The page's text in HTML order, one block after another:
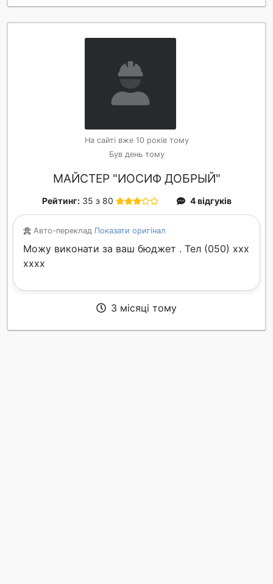
На сайті вже 10 років тому
Був день тому
МАЙСТЕР "ИОСИФ ДОБРЫЙ"
Рейтинг: 35 з 80 4 відгуків
Авто-переклад Показати оригінал
Можу виконати за ваш бюджет . Тел (050) xxx
xxxx
3 місяці тому